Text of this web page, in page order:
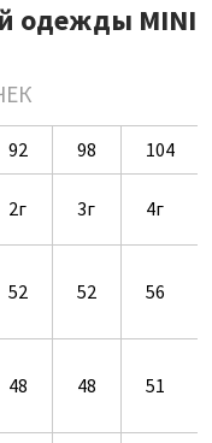
одежды MINI
92 98
104
2г 3г 4г
52 52 56
48 48 51